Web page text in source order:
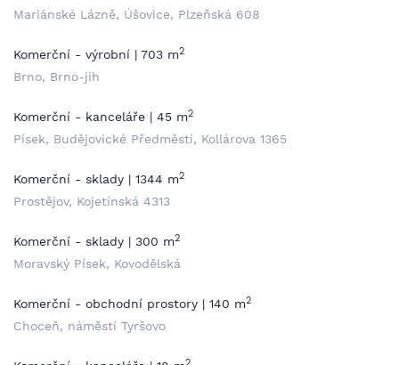
Mariánské Lázně, Úšovice, Plzeňská 608
Komerční - výrobní | 703 m2
Brno, Brno-jih
Komerční - kanceláře | 45 m2
Písek, Budějovické Předměstí, Kollárova 1365
Komerční - sklady | 1344 m2
Prostějov, Kojetínská 4313
Komerční - sklady | 300 m2
Moravský Písek, Kovodělská
Komerční - obchodní prostory | 140 m2
Choceň, náměstí Tyršovo
2